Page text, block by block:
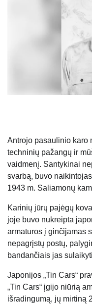
Antrojo pasaulinio karo
techninių pažangų ir
vaidmenį. Santykinai
svarbą, buvo
1943 m. Saliamonų
Karinių jūrų pajėgų
joje buvo nukreipta
armatūros į ginčijamas
nepagrįstų postų,
bandančiais jas
Japonijos „Tin Cars“
„Tin Cars“ įgijo niūrią
išradingumą, jų mirtiną